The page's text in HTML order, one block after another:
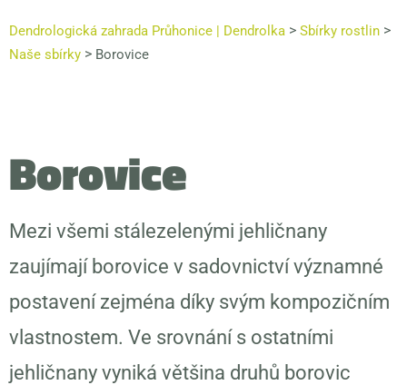
Dendrologická zahrada Průhonice | Dendrolka > Sbírky rostlin >
Naše sbírky > Borovice
Borovice
Mezi všemi stálezelenými jehličnany
zaujímají borovice v sadovnictví významné
postavení zejména díky svým kompozičním
vlastnostem. Ve srovnání s ostatními
jehličnany vyniká většina druhů borovic